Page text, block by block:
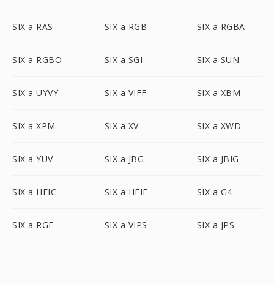
SIX a RAS SIX a RGB SIX a RGBA
SIX a RGBO SIX a SGI SIX a SUN
SIX a UYVY SIX a VIFF SIX a XBM
SIX a XPM SIX a XV SIX a XWD
SIX a YUV SIX a JBG SIX a JBIG
SIX a HEIC SIX a HEIF SIX a G4
SIX a RGF SIX a VIPS SIX a JPS